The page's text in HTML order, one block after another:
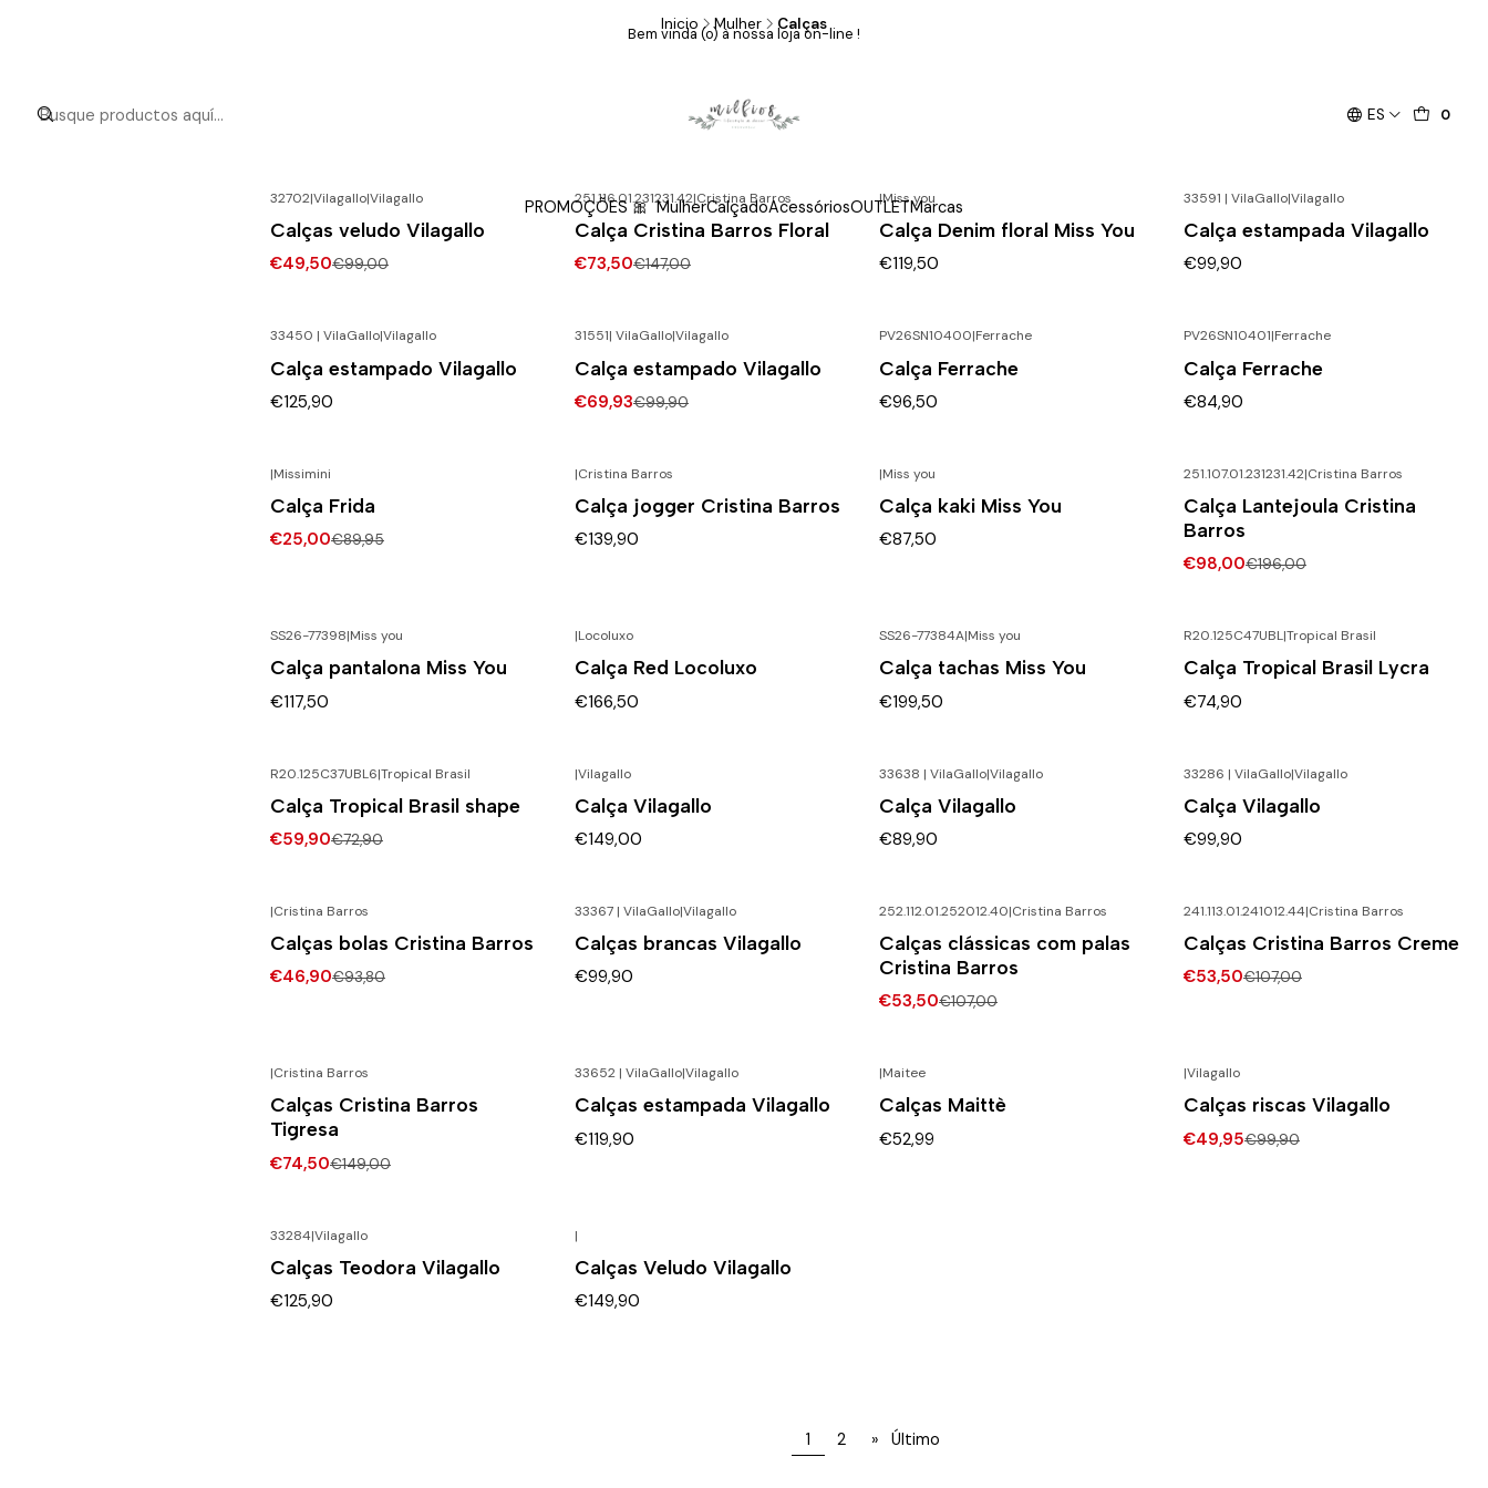
ES 0
PROMOÇÕES 🎀MulherCalçadoAcessóriosOUTLETMarcas
Bem vinda (o) à nossa loja on-line !
Inicio Mulher Calças
Calças
32702|Vilagallo|Vilagallo
Calças veludo Vilagallo
€49,50€99,00
-50% DESCONTO
251.116.01.231231.42|Cristina Barros
Calça Cristina Barros Floral
€73,50€147,00
|Miss you
Calça Denim floral Miss You
€119,50
33591 | VilaGallo|Vilagallo
Calça estampada Vilagallo
€99,90
33450 | VilaGallo|Vilagallo
Calça estampado Vilagallo
€125,90
31551| VilaGallo|Vilagallo
Calça estampado Vilagallo
€69,93€99,90
PV26SN10400|Ferrache
Calça Ferrache
€96,50
PV26SN10401|Ferrache
Calça Ferrache
€84,90
|Missimini
Calça Frida
€25,00€89,95
|Cristina Barros
Calça jogger Cristina Barros
€139,90
|Miss you
Calça kaki Miss You
€87,50
251.107.01.231231.42|Cristina Barros
Calça Lantejoula Cristina
Barros
€98,00€196,00
SS26-77398|Miss you
Calça pantalona Miss You
€117,50
|Locoluxo
Calça Red Locoluxo
€166,50
SS26-77384A|Miss you
Calça tachas Miss You
€199,50
R20.125C47UBL|Tropical Brasil
Calça Tropical Brasil Lycra
€74,90
R20.125C37UBL6|Tropical Brasil
Calça Tropical Brasil shape
€59,90€72,90
|Vilagallo
Calça Vilagallo
€149,00
33638 | VilaGallo|Vilagallo
Calça Vilagallo
€89,90
33286 | VilaGallo|Vilagallo
Calça Vilagallo
€99,90
|Cristina Barros
Calças bolas Cristina Barros
€46,90€93,80
33367 | VilaGallo|Vilagallo
Calças brancas Vilagallo
€99,90
252.112.01.252012.40|Cristina Barros
Calças clássicas com palas
Cristina Barros
€53,50€107,00
241.113.01.241012.44|Cristina Barros
Calças Cristina Barros Creme
€53,50€107,00
|Cristina Barros
Calças Cristina Barros
Tigresa
€74,50€149,00
33652 | VilaGallo|Vilagallo
Calças estampada Vilagallo
€119,90
|Maitee
Calças Maittè
€52,99
|Vilagallo
Calças riscas Vilagallo
€49,95€99,90
33284|Vilagallo
Calças Teodora Vilagallo
€125,90
|
Calças Veludo Vilagallo
€149,90
1 2 » Último